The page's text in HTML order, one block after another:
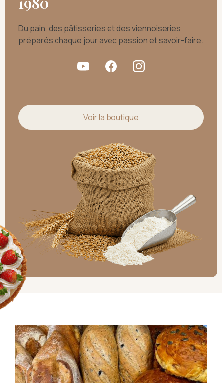
Du pain, des pâtisseries et des viennoiseries
préparés chaque jour avec passion et savoir-faire.
Voir la boutique